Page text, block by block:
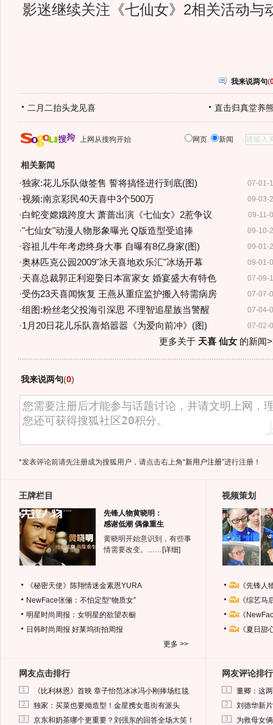
影迷继续关注《七仙女》2相关活动与
我来说两句(
二月二抬头龙见喜 直击归真堂养
上网从搜狗开始 网页 新闻
相关新闻
07-01-
·独家:花儿乐队做签售 誓将搞怪进行到底(图)
09-03-
·视频:南京彩民40天喜中3个500万
09-11-
·白蛇变嫦娥跨度大 萧蔷出演《七仙女》2惹争议
09-10-
·"七仙女"动漫人物形象曝光 Q版造型受追捧
09-01-
·容祖儿牛年考虑终身大事 自曝有8亿身家(图)
09-01-
·奥林匹克公园2009"冰天喜地欢乐汇"冰场开幕
07-09-
·天喜总裁郭正利迎娶日本富家女 婚宴盛大有特色
07-07-
·受伤23天喜闻恢复 王燕从重症监护搬入特需病房
07-04-
·组图:粉丝老父投海引深思 不理智追星族当警醒
07-02-
·1月20日花儿乐队喜焰嚣嚣《为爱向前冲》(图)
更多关于 天喜 仙女的新闻
我来说两句(0)
*发表评论前请先注册成为搜狐用户，请点击右上角“新用户注册”进行注册！
王牌栏目
先锋人物黄晓明：
感谢低潮 偶像重生
黄晓明开始意识到，有些事
情需要改变。…… [详细]
《秘密天使》陈翔情迷金素恩YURA
NewFace张俪：不怕定型“物质女”
明星时尚周报：女明星的欲望衣橱
日韩时尚周报 好莱坞街拍周报
更多 >>
视频策划
《先锋
《综艺
《
《夏日
网友点击排行
1 《比利林恩》首映 章子怡范冰冰冯小刚捧场红毯
2 独家：买菜也要拗造型！金星携女逛街有派头
3 京东和奶茶哪个更重要？刘强东的回答全场大笑！
网友评论排行
1 董卿：这
2 刘德华新
3 为救母女